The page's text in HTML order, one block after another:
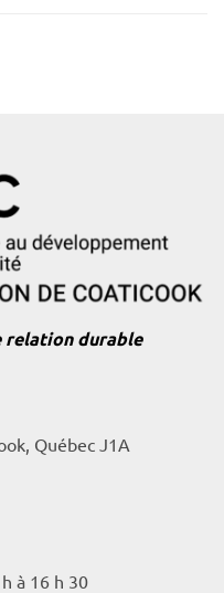
relation durable
Québec J1A
à 16 h 30